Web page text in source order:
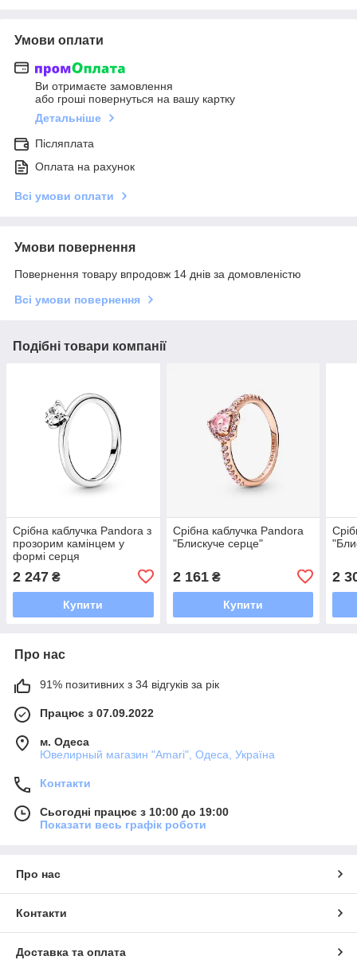
Умови оплати
Ви отримаєте замовлення
або гроші повернуться на вашу картку
Детальніше
Післяплата
Оплата на рахунок
Всі умови оплати
Умови повернення
Повернення товару впродовж 14 днів за домовленістю
Всі умови повернення
Подібні товари компанії
Срібна каблучка Pandora з
прозорим камінцем у
формі серця
2 247 ₴
Купити
Срібна каблучка Pandora
"Блискуче серце"
2 161₴
Купити
2
Про нас
91% позитивних з 34 відгуків за рік
Працює з 07.09.2022
м. Одеса
Ювелирный магазин "Amari", Одеса, Україна
Контакти
Сьогодні працює з 10:00 до 19:00
Показати весь графік роботи
Про нас
Контакти
Доставка та оплата